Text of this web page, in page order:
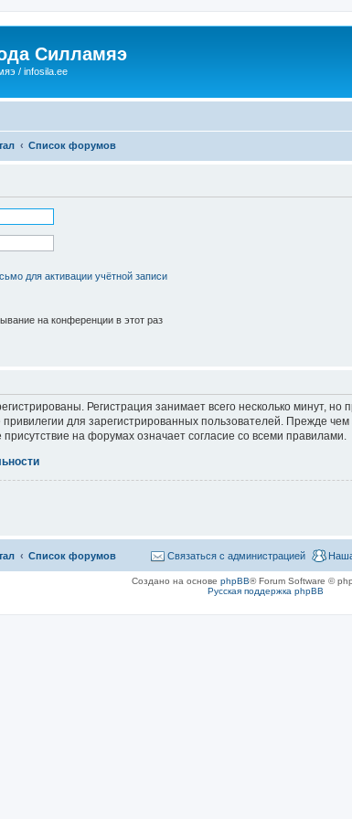
Силламяэ
/ infosila.ee
Список форумов
для активации учётной записи
на конференции в этот раз
Регистрация занимает всего несколько минут,
для зарегистрированных пользователей. Прежде
на форумах означает согласие со всеми правилами.
Список форумов Связаться с администрацией
Создано на основе phpBB® Forum Software ©
Русская поддержка phpBB